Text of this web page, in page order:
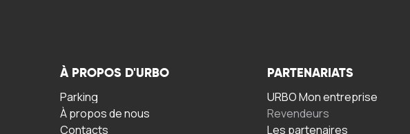
À PROPOS D'URBO
Parking
À propos de nous
Contacts
PARTENARIATS
URBO Mon entreprise
Revendeurs
Les partenaires